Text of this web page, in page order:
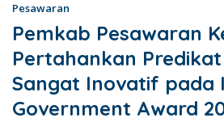
Pesawaran
Pemkab Pesawaran
Pertahankan
Sangat Inovatif pada
Government Award